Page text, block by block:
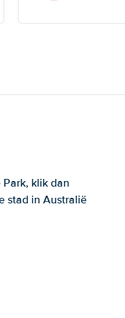
klik dan
stad in Australië